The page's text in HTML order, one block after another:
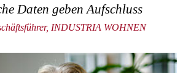
Daten geben Aufschluss
INDUSTRIA WOHNEN